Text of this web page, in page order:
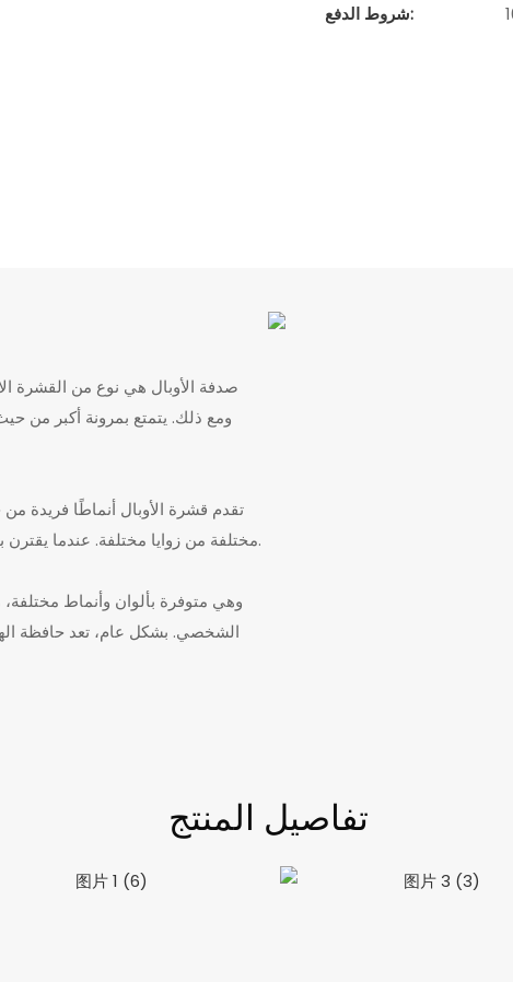
شروط الدفع:
ومع ذلك. يتمتع بمرونة أكبر من
مختلفة من زوايا مختلفة. عندما يقترن بتقنية راتنجات الايبوكسي، يصبح أكثر تميزًا وتميزًا في مزاجه.
الشخصي. بشكل عام، تعد حافظة
تفاصيل المنتج